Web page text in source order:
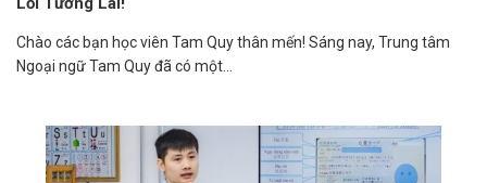
Chào các bạn học viên Tam Quy thân mến! Sáng nay, Trung tâm
Ngoại ngữ Tam Quy đã có một...